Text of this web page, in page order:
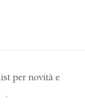
per novità e